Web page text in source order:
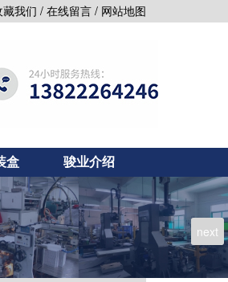
藏我们 / 在线留言 / 网站地图
盒 骏业介绍
next